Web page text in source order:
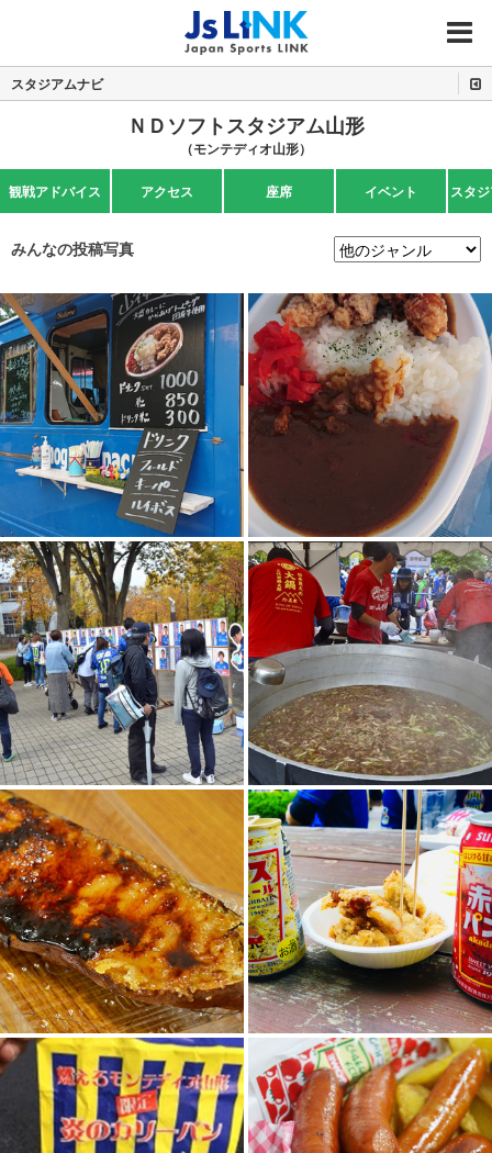
MENU
スタジアムナビ
ＮＤソフトスタジアム山形
（モンテディオ山形）
観戦アドバイス アクセス 座席 イベント スタ
みんなの投稿写真